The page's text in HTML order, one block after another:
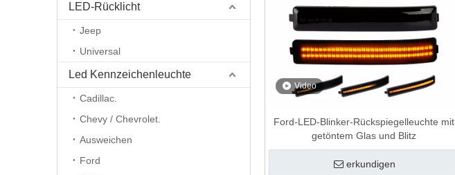
LED-Rücklicht
Jeep
Universal
Led Kennzeichenleuchte
Cadillac.
Chevy / Chevrolet.
Ausweichen
Ford
Video
Ford-LED-Blinker-Rückspiegelleuchte mit
getöntem Glas und Blitz
erkundigen